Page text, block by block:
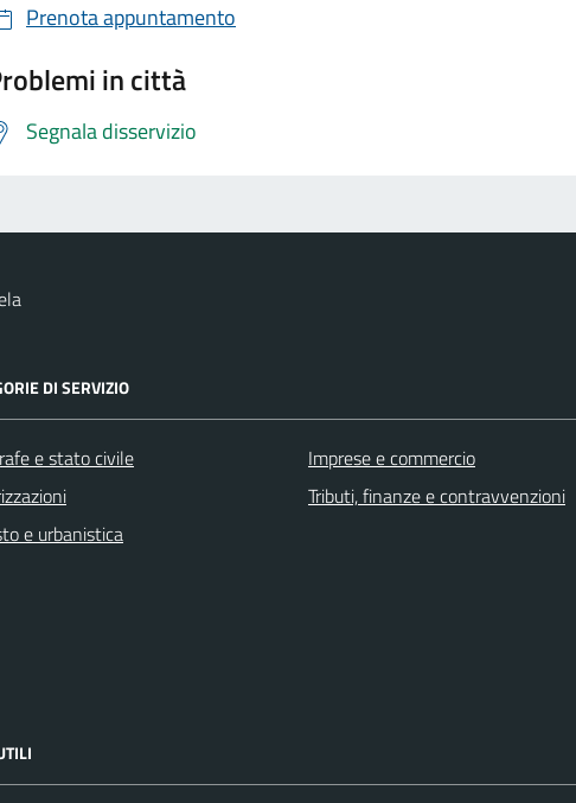
Prenota appuntamento
in città
Segnala disservizio
DI SERVIZIO
e stato civile
e urbanistica
Imprese e commercio
Tributi, finanze e contravvenzioni